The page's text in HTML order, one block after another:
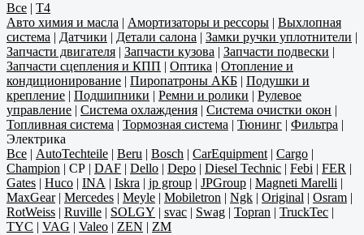
Все | T4
Авто химия и масла | Амортизаторы и рессоры | Выхлопная
система | Датчики | Детали салона | Замки ручки уплотнители |
Запчасти двигателя | Запчасти кузова | Запчасти подвески |
Запчасти сцепления и КПП | Оптика | Отопление и
кондиционирование | Пиропатроны АКБ | Подушки и
крепление | Подшипники | Ремни и ролики | Рулевое
управление | Система охлаждения | Система очистки окон |
Топливная система | Тормозная система | Тюнинг | Фильтра |
Электрика
Все | AutoTechteile | Beru | Bosch | CarEquipment | Cargo |
Champion | CP | DAF | Dello | Depo | Diesel Technic | Febi | FER |
Gates | Huco | INA | Iskra | jp group | JPGroup | Magneti Marelli |
MaxGear| Mercedes | Meyle | Mobiletron | Ngk | Original | Osram |
RotWeiss | Ruville | SOLGY | svac | Swag | Topran | TruckTec |
TYC | VAG | Valeo | ZEN | ZM